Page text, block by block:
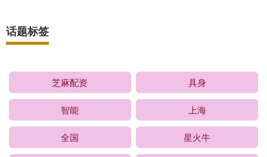
话题标签
芝麻配资 具身
智能 上海
全国 星火牛